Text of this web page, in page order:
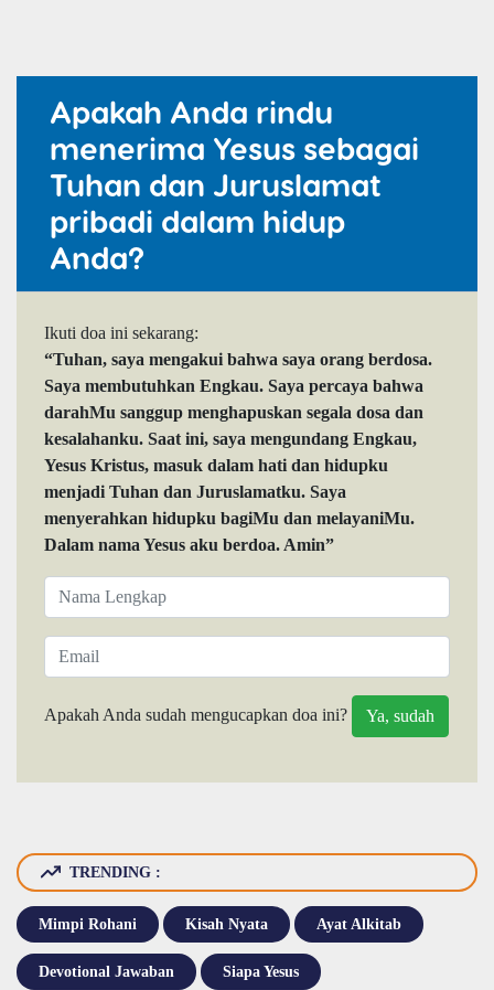
Apakah Anda rindu
menerima Yesus sebagai
Tuhan dan Juruslamat
pribadi dalam hidup
Anda?
Ikuti doa ini sekarang:
“Tuhan, saya mengakui bahwa saya orang berdosa.
Saya membutuhkan Engkau. Saya percaya bahwa
darahMu sanggup menghapuskan segala dosa dan
kesalahanku. Saat ini, saya mengundang Engkau,
Yesus Kristus, masuk dalam hati dan hidupku
menjadi Tuhan dan Juruslamatku. Saya
menyerahkan hidupku bagiMu dan melayaniMu.
Dalam nama Yesus aku berdoa. Amin”
Apakah Anda sudah mengucapkan doa ini?
TRENDING :
Mimpi Rohani Kisah Nyata Ayat Alkitab
Devotional Jawaban Siapa Yesus